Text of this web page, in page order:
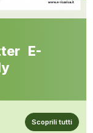
E-
Scoprili tutti